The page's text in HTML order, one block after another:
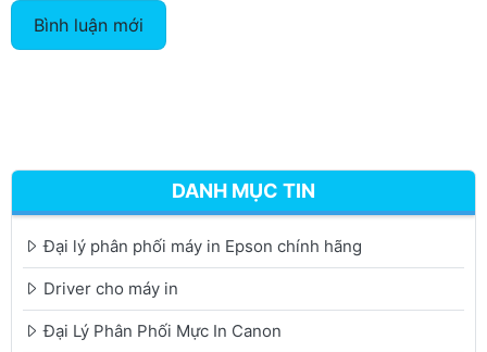
Bình luận mới
DANH MỤC TIN
Đại lý phân phối máy in Epson chính hãng
Driver cho máy in
Đại Lý Phân Phối Mực In Canon